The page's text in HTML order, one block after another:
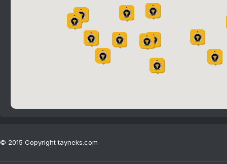
© 2015 Copyright tayneks.com